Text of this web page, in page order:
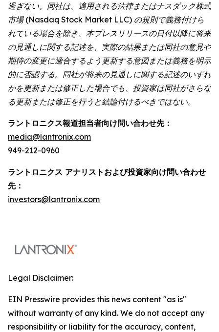
過ぎない。同社は、適用される法律またはナスダック株式
市場 (Nasdaq Stock Market LLC) の規則で義務付けら
れている場合を除き、本プレスリリースの日付以降に将来
の見通しに関する記述を、実際の結果または同社の意見や
期待の変更に適合するよう更新する意図または義務を明示
的に否認する。同社が将来の見通しに関する記述のいずれ
かを更新または修正した場合でも、投資家は同社がさらな
る更新または修正を行うと結論付けるべきではない。
ラントロニクス報道担当者向け問い合わせ先：
media@lantronix.com
949-212-0960
ラントロニクス アナリストおよび投資家向け問い合わせ
先：
investors@lantronix.com
Legal Disclaimer:
EIN Presswire provides this news content "as is"
without warranty of any kind. We do not accept any
responsibility or liability for the accuracy, content,